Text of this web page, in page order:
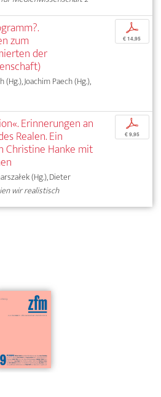
zum
der
Joachim Paech (Hg.),
p
€ 14,95
Erinnerungen an
Realen. Ein
Christine Hanke mit
(Hg.), Dieter
wir realistisch
p
€ 9,95